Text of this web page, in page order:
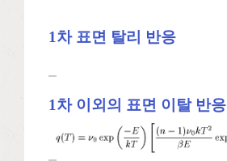
1차 표면 탈리 반응
1차 이외의 표면 이탈 반응